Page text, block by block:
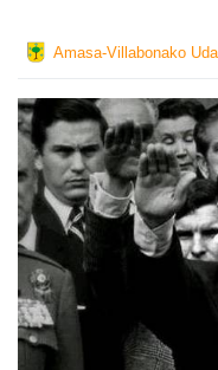
Amasa-Villabonako